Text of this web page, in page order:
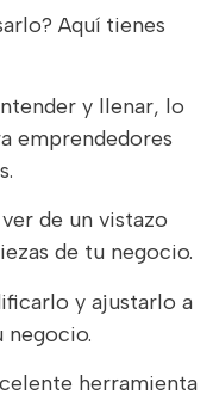
Aquí tienes
y llenar, lo
emprendedores
ver de un vistazo
de tu negocio.
y ajustarlo a
negocio.
herramienta